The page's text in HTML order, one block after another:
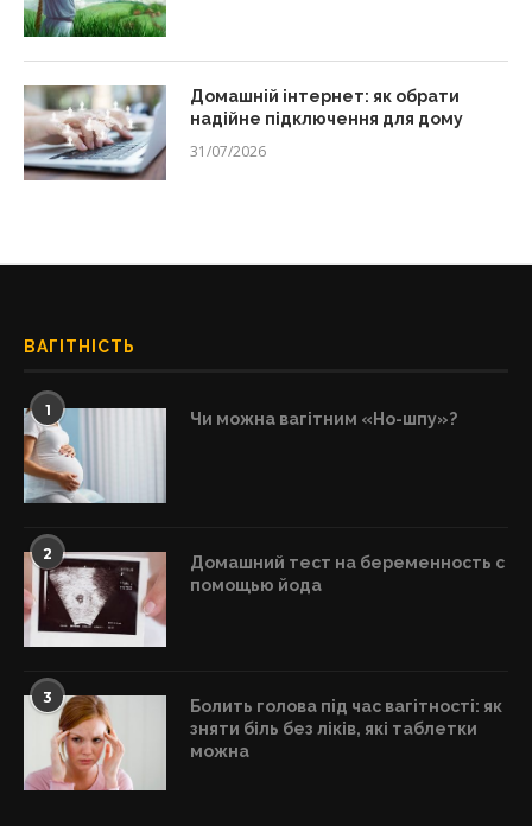
Домашній інтернет: як обрати
надійне підключення для дому
31/07/2026
ВАГІТНІСТЬ
1 Чи можна вагітним «Но-шпу»?
2
Домашний тест на беременность с
помощью йода
3
Болить голова під час вагітності: як
зняти біль без ліків, які таблетки
можна